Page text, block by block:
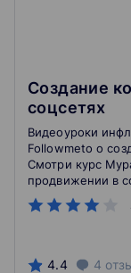
Создание
соцсетях
Видеоуроки
Followmeto о
Смотри курс
продвижении в
4.4 4